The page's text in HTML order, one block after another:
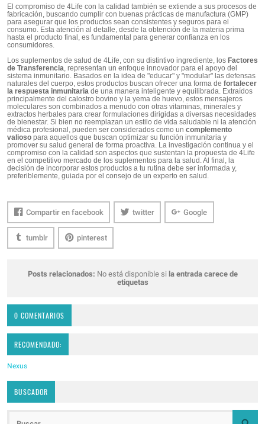
El compromiso de 4Life con la calidad también se extiende a sus procesos de
fabricación, buscando cumplir con buenas prácticas de manufactura (GMP)
para asegurar que los productos sean consistentes y seguros para el
consumo. Esta atención al detalle, desde la obtención de la materia prima
hasta el producto final, es fundamental para generar confianza en los
consumidores.
Los suplementos de salud de 4Life, con su distintivo ingrediente, los Factores
de Transferencia , representan un enfoque innovador para el apoyo del
sistema inmunitario. Basados en la idea de "educar" y "modular" las defensas
naturales del cuerpo, estos productos buscan ofrecer una forma de fortalecer
la respuesta inmunitaria de una manera inteligente y equilibrada. Extraídos
principalmente del calostro bovino y la yema de huevo, estos mensajeros
moleculares son combinados a menudo con otras vitaminas, minerales y
extractos herbales para crear formulaciones dirigidas a diversas necesidades
de bienestar. Si bien no reemplazan un estilo de vida saludable ni la atención
médica profesional, pueden ser considerados como un complemento
valioso para aquellos que buscan optimizar su función inmunitaria y
promover su salud general de forma proactiva. La investigación continua y el
compromiso con la calidad son aspectos que sustentan la propuesta de 4Life
en el competitivo mercado de los suplementos para la salud. Al final, la
decisión de incorporar estos productos a tu rutina debe ser informada y,
preferiblemente, guiada por el consejo de un experto en salud.
Compartir en facebook twitter Google
tumblr pinterest
Posts relacionados: No está disponible si la entrada carece de
etiquetas
0 COMENTARIOS
RECOMENDADO:
Nexus
BUSCADOR